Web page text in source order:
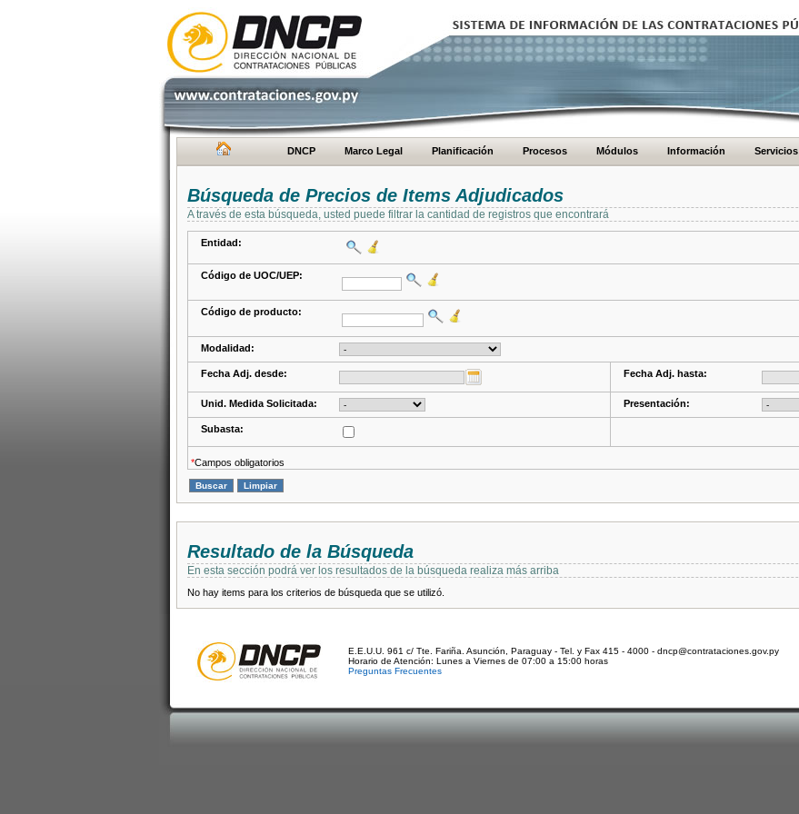
DNCP Marco Legal Planificación Procesos Módulos Información Servicios
Búsqueda de Precios de Items Adjudicados
A través de esta búsqueda, usted puede filtrar la cantidad de registros que encontrará
Entidad:
Código de UOC/UEP:
Código de producto:
Modalidad:
Fecha Adj. desde: Fecha Adj. hasta:
Unid. Medida Solicitada: Presentación:
Subasta:
*Campos obligatorios
Resultado de la Búsqueda
En esta sección podrá ver los resultados de la búsqueda realiza más arriba
No hay items para los criterios de búsqueda que se utilizó.
E.E.U.U. 961 c/ Tte. Fariña. Asunción, Paraguay - Tel. y Fax 415 - 4000 - dncp@contrataciones.gov.py
Horario de Atención: Lunes a Viernes de 07:00 a 15:00 horas
Preguntas Frecuentes